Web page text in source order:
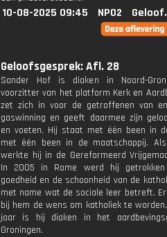
10-08-2025 09:45 NPO2
Geloofsgesprek: Afl. 28
Sander Hof is diaken in Noord-
voorzitter van het platform Kerk en
zet zich in voor de getroffenen van
gaswinning en geeft daarmee zijn
en voeten. Hij staat met één been in
met één been in de maatschappij.
werkte hij in de Gereformeerd
In 2005 in Rome werd hij
goedheid en de schoonheid van de
met name wat de sociale leer betreft.
bij hem de wens om katholiek te
jaar is hij diaken in het
Groningen.